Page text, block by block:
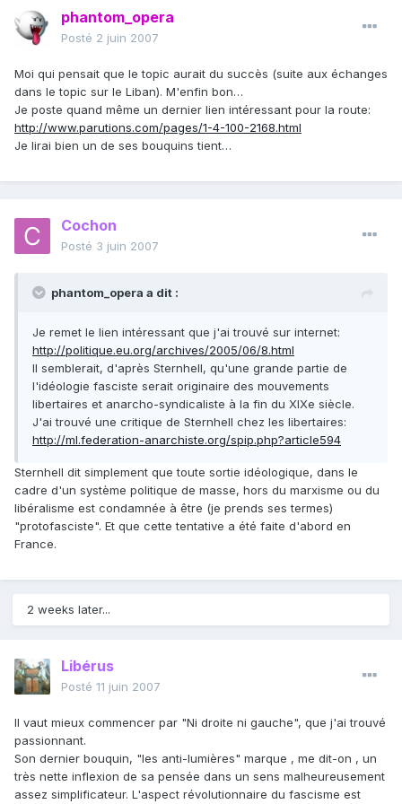
phantom_opera
Posté 2 juin 2007
Moi qui pensait que le topic aurait du succès (suite aux échanges
dans le topic sur le Liban). M'enfin bon…
Je poste quand même un dernier lien intéressant pour la route:
http://www.parutions.com/pages/1-4-100-2168.html
Je lirai bien un de ses bouquins tient…
Cochon
Posté 3 juin 2007
phantom_opera a dit :
Je remet le lien intéressant que j'ai trouvé sur internet:
http://politique.eu.org/archives/2005/06/8.html
Il semblerait, d'après Sternhell, qu'une grande partie de
l'idéologie fasciste serait originaire des mouvements
libertaires et anarcho-syndicaliste à la fin du XIXe siècle.
J'ai trouvé une critique de Sternhell chez les libertaires:
http://ml.federation-anarchiste.org/spip.php?article594
Sternhell dit simplement que toute sortie idéologique, dans le
cadre d'un système politique de masse, hors du marxisme ou du
libéralisme est condamnée à être (je prends ses termes)
"protofasciste". Et que cette tentative a été faite d'abord en
France.
2 weeks later...
Libérus
Posté 11 juin 2007
Il vaut mieux commencer par "Ni droite ni gauche", que j'ai trouvé
passionnant.
Son dernier bouquin, "les anti-lumières" marque , me dit-on , un
très nette inflexion de sa pensée dans un sens malheureusement
assez simplificateur. L'aspect révolutionnaire du fascisme est